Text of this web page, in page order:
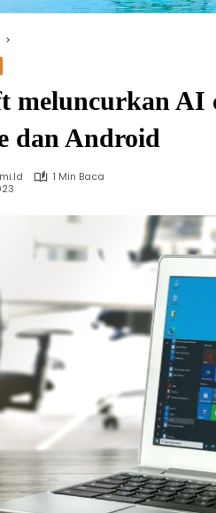
meluncurkan AI
dan Android
1 Min Baca